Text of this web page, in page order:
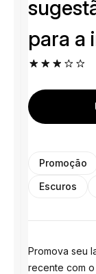
para a
Promoção
Escuros
Promova seu
recente com